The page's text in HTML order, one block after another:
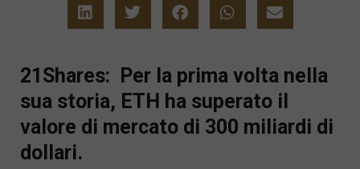
21Shares: Per la prima volta nella
sua storia, ETH ha superato il
valore di mercato di 300 miliardi di
dollari.